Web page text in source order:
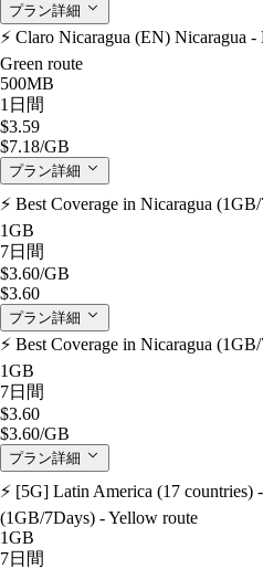
プラン詳細
⚡️ Claro Nicaragua (EN) Nicaragua
Green route
500MB
1日間
$3.59
$7.18/GB
プラン詳細
⚡️ Best Coverage in Nicaragua
1GB
7日間
$3.60/GB
$3.60
プラン詳細
⚡️ Best Coverage in Nicaragua
1GB
7日間
$3.60
$3.60/GB
プラン詳細
⚡️ [5G] Latin America (17 countries)
(1GB/7Days) - Yellow route
1GB
7日間